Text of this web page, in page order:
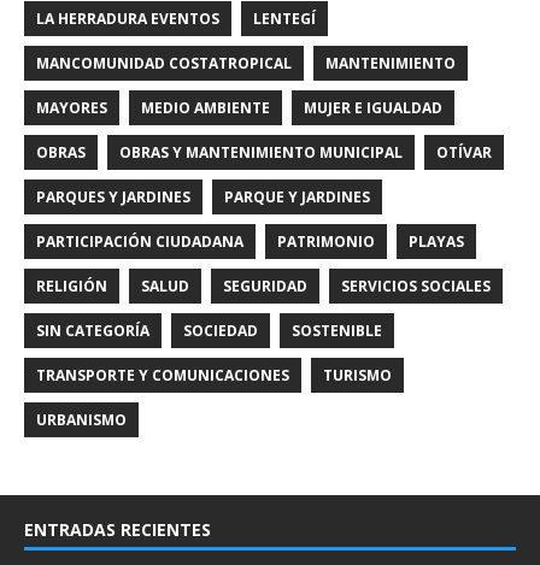
LA HERRADURA EVENTOS LENTEGÍ
MANCOMUNIDAD COSTATROPICAL MANTENIMIENTO
MAYORES MEDIO AMBIENTE MUJER E IGUALDAD
OBRAS OBRAS Y MANTENIMIENTO MUNICIPAL OTÍVAR
PARQUES Y JARDINES PARQUE Y JARDINES
PARTICIPACIÓN CIUDADANA PATRIMONIO PLAYAS
RELIGIÓN SALUD SEGURIDAD SERVICIOS SOCIALES
SIN CATEGORÍA SOCIEDAD SOSTENIBLE
TRANSPORTE Y COMUNICACIONES TURISMO
URBANISMO
ENTRADAS RECIENTES